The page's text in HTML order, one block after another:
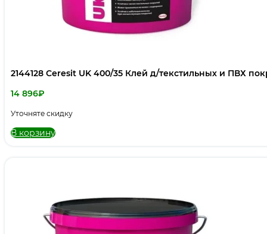
2144128 Ceresit UK 400/35 Клей д/текстильных и ПВХ
14 896₽
Уточняте скидку
В корзину